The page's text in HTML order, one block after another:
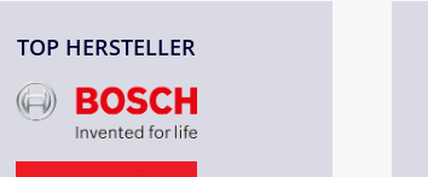
TOP HERSTELLER